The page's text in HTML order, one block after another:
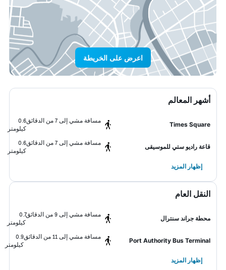
اعرض على الخريطة
أشهر المعالم
Times Square
مسافة مشي إلى 7 من الدقائق
0.6
كيلومتر
قاعة راديو ستي للموسيقى
مسافة مشي إلى 7 من الدقائق
0.6
كيلومتر
إظهار المزيد
النقل العام
محطة جراند سنترال
مسافة مشي إلى 9 من الدقائق
0.7
كيلومتر
Port Authority Bus Terminal
مسافة مشي إلى 11 من الدقائق
0.9
كيلومتر
إظهار المزيد